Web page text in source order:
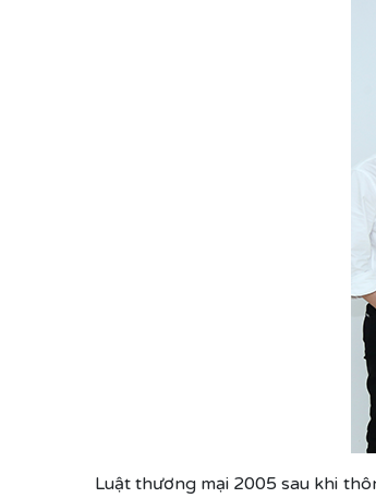
Luật thương mại 2005 sau khi